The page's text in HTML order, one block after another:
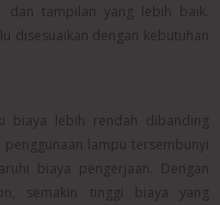
tampilan yang lebih baik.
disesuaikan dengan kebutuhan
biaya lebih rendah dibanding
lampu tersembunyi
biaya pengerjaan. Dengan
semakin tinggi biaya yang